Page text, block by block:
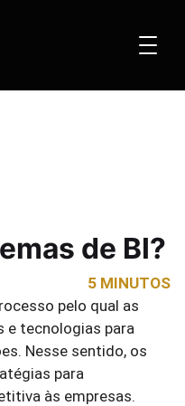
de BI?
5 MINUTOS
pelo qual as
e tecnologias para
Nesse sentido, os
para
às empresas.